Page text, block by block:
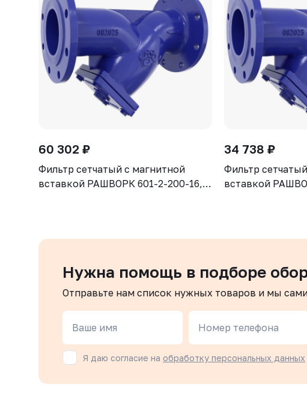
60 302 ₽
Фильтр сетчатый с магнитной
вставкой РАШВОРК 601-2-200-16,
34 738 ₽
Фильтр
вставкой
Нужна помощь в подборе
Отправьте нам список нужных товаров и мы
Ваше имя Номер телефона
Я даю согласие на обработку персональных данных